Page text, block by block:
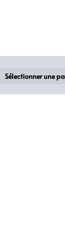
Sélectionner une